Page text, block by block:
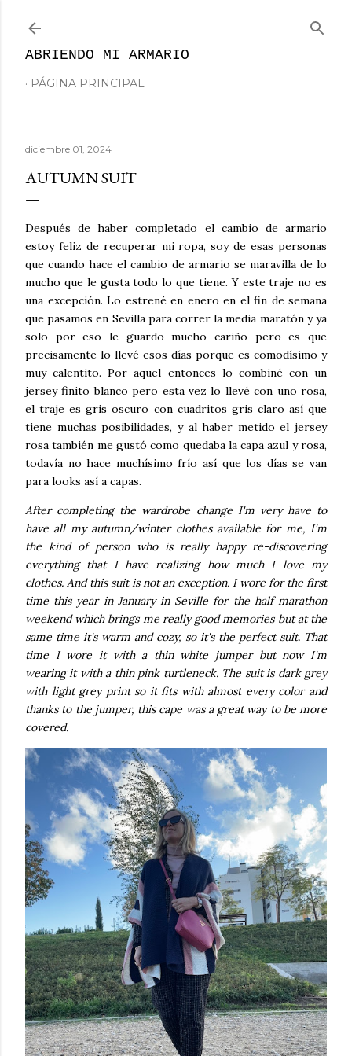
ABRIENDO MI ARMARIO
PÁGINA PRINCIPAL
diciembre 01, 2024
AUTUMN SUIT
Después de haber completado el cambio de armario
estoy feliz de recuperar mi ropa, soy de esas personas
que cuando hace el cambio de armario se maravilla de lo
mucho que le gusta todo lo que tiene. Y este traje no es
una excepción. Lo estrené en enero en el fin de semana
que pasamos en Sevilla para correr la media maratón y ya
solo por eso le guardo mucho cariño pero es que
precisamente lo llevé esos días porque es comodísimo y
muy calentito. Por aquel entonces lo combiné con un
jersey finito blanco pero esta vez lo llevé con uno rosa,
el traje es gris oscuro con cuadritos gris claro así que
tiene muchas posibilidades, y al haber metido el jersey
rosa también me gustó como quedaba la capa azul y rosa,
todavía no hace muchísimo frío así que los días se van
para looks así a capas.
After completing the wardrobe change I'm very have to
have all my autumn/winter clothes available for me, I'm
the kind of person who is really happy re-discovering
everything that I have realizing how much I love my
clothes. And this suit is not an exception. I wore for the first
time this year in January in Seville for the half marathon
weekend which brings me really good memories but at the
same time it's warm and cozy, so it's the perfect suit. That
time I wore it with a thin white jumper but now I'm
wearing it with a thin pink turtleneck. The suit is dark grey
with light grey print so it fits with almost every color and
thanks to the jumper, this cape was a great way to be more
covered.